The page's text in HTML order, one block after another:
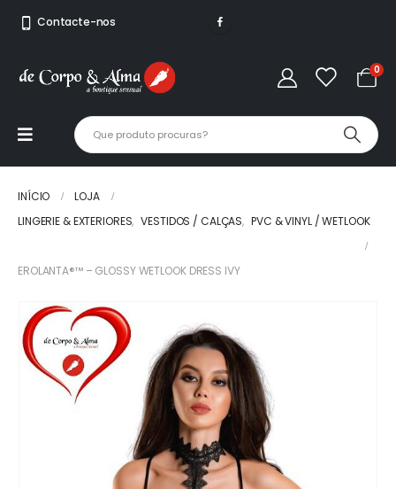
Contacte-nos
0
INÍCIO
LOJA
LINGERIE & EXTERIORES, VESTIDOS / CALÇAS, PVC & VINYL / WETLOOK
EROLANTA®™ – GLOSSY WETLOOK DRESS IVY